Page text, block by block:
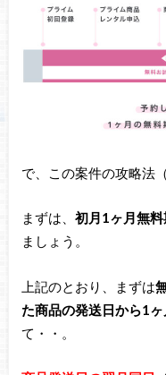
で、この案件の攻略法
まずは、 初月1ヶ月無料
ましょう。
上記のとおり、まずは
た商品の発送日から1
て・・。